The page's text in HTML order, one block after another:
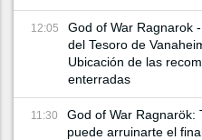
12:05
God of War Ragnarok
del Tesoro de
Ubicación de las
enterradas
11:30
God of War Ragnarök:
puede arruinarte el